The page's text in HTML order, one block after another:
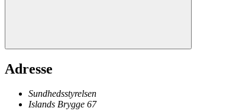
Adresse
Sundhedsstyrelsen
Islands Brygge 67